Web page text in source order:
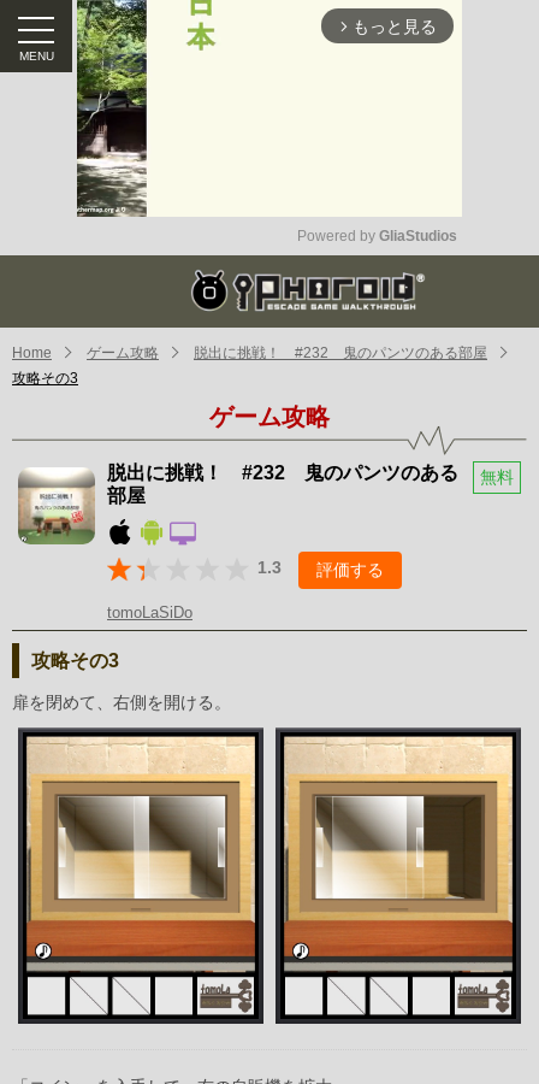
arrow_forward_ios もっと見る
Mute
Powered by GliaStudios
Home ゲーム攻略
脱出に挑戦！ #232 鬼のパンツのある部屋
攻略その3
ゲーム攻略
脱出に挑戦！ #232 鬼のパンツのある
部屋
無料
1.3 評価する
tomoLaSiDo
攻略その3
扉を閉めて、右側を開ける。